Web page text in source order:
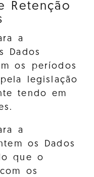
Retenção
a
Dados
os períodos
legislação
tendo em
a
os Dados
que o
os